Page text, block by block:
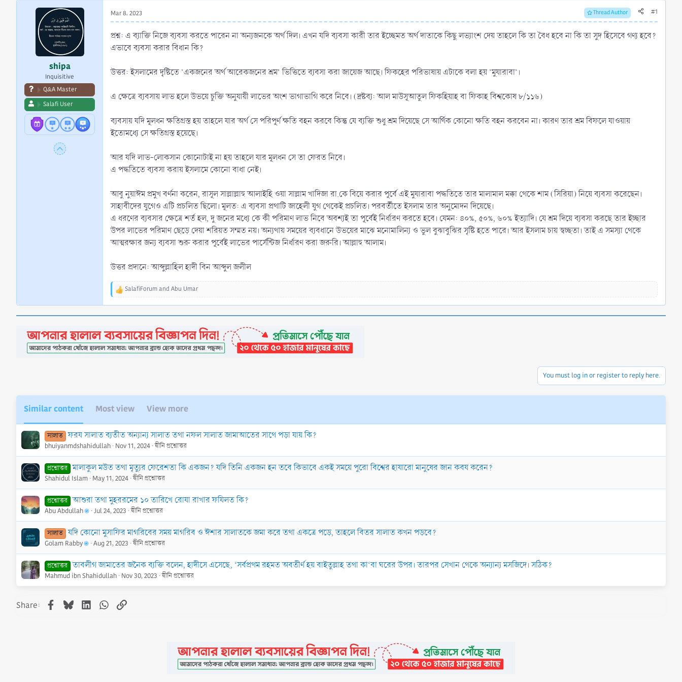
r
e
shipa
Inquisitive
Q&A Master
Salafi User
Mar 8, 2023 Thread Author #1
প্রশ্ন: এ ব্যাক্তি নিজে ব্যবসা করতে পারেন না অন্যজনকে অর্থ দিল। এখন যদি ব্যবসা কারী তার ইচ্ছেমত অর্থ দাতাকে কিছু লভ্যাংশ দেয় তাহলে কি তা বৈধ হবে না কি তা সুদ হিসেবে গণ্য হবে?
এভাবে ব্যবসা করার বিধান কি?
উত্তর: ইসলামের দৃষ্টিতে ’একজনের অর্থ আরেকজনের শ্রম’ ভিত্তিতে ব্যবসা করা জায়েজ আছে। ফিকহের পরিভাষায় এটাকে বলা হয় ’মুযারাবা’।
এ ক্ষেত্রে ব্যবসায় লাভ হলে উভয়ে চুক্তি অনুযায়ী লাভের অংশ ভাগাভাগি করে নিবে। (দ্রষ্টব্য: আল মাউসূআতুল ফিকহিয়াহ বা ফিকাহ বিশ্বকোষ ৮/১১৬)
ব্যবসায় যদি মূলধন ক্ষতিগ্রস্ত হয় তাহলে যার অর্থ সে পরিপূর্ণ ক্ষতি বহন করবে কিন্তু যে ব্যক্তি শুধু শ্রম দিয়েছে সে আর্থিক কোনো ক্ষতি বহন করবেন না। কারণ তার শ্রম বিফলে যাওয়ায়
ইতোমধ্যে সে ক্ষতিগ্রস্ত হয়েছে।
আর যদি লাভ-লোকসান কোনোটাই না হয় তাহলে যার মূলধন সে তা ফেরত নিবে।
এ পদ্ধতিতে ব্যবসা করায় ইসলামে কোনো বাধা নেই।
আবু নুয়াঈম প্রমুখ বর্ণনা করেন, রাসূল সাল্লাল্লাহু আলাইহি ওয়া সাল্লাম খাদিজা রা.কে বিয়ে করার পূর্বে এই মুযারাবা পদ্ধতিতে তার মালামাল মক্কা থেকে শাম (সিরিয়া) নিয়ে ব্যবসা করেছেন।
সাহাবীদের যুগেও এটি প্রচলিত ছিলো। মূলত: এ ব্যবসা প্রথাটি জাহেলী যুগ থেকেই প্রচলিত। পরবর্তীতে ইসলাম তার অনুমোদন দিয়েছে।
এ ধরণের ব্যবসার ক্ষেত্রে শর্ত হল, দু জনের মধ্যে কে কী পরিমাণ লাভ নিবে অবশ্যই তা পূর্বেই নির্ধারণ করতে হবে। যেমন: ৪০%, ৫০%, ৬০% ইত্যাদি। যে শ্রম দিয়ে ব্যবসা করছে তার ইচ্ছার
উপর লাভের পরিমাণ ছেড়ে দেয়া শরিয়ত সম্মত নয়। অন্যথায় সময়ের ব্যবধানে উভয়ের মাঝে মনোমালিন্য ও ভুল বুঝাবুঝির সৃষ্টি হতে পারে। আর ইসলাম চায় স্বচ্ছতা। তাই এ সমস্যা থেকে
আত্মরক্ষার জন্য ব্যবসা শুরু করার পূর্বেই লাভের পার্সেন্টিজ নির্ধারণ করা জরুরি। আল্লাহু আলাম।
উত্তর প্রদানে: আব্দুল্লাহিল হাদী বিন আব্দুল জলীল
R
i
o
n
SalafiForumand Abu Umar
You must log in or register to reply here.
Similar content Most view View more
সালাত ফরয সালাত ব্যতীত অন্যান্য সালাত তথা নফল সালাত জামাআতের সাথে পড়া যায় কি?
bhuiyanmdshahidullah Nov 11, 2024 দ্বীনি প্রশ্নোত্তর
প্রশ্নোত্তর মালাকুল মউত তথা মৃত্যুর ফেরেশতা কি একজন? যদি তিনি একজন হন তবে কিভাবে একই সময়ে পুরো বিশ্বের হাযারো মানুষের জান কবয করেন?
Shahidul Islam May 11, 2024 দ্বীনি প্রশ্নোত্তর
প্রশ্নোত্তর আশুরা তথা মুহররমের ১০ তারিখে রোযা রাখার ফযিলত কি?
Abu Abdullah Jul 24, 2023 দ্বীনি প্রশ্নোত্তর
সালাত যদি কোনো মুসাফির মাগরিবের সময় মাগরিব ও ঈশার সালাতকে জমা করে তথা একত্রে পড়ে, তাহলে বিতর সালাত কখন পড়বে?
Golam Rabby Aug 21, 2023 দ্বীনি প্রশ্নোত্তর
প্রশ্নোত্তর তাবলীগ জামাতের জনৈক ব্যক্তি বলেন, হাদীসে এসেছে, ‘সর্বপ্রথম রহমত অবতীর্ণ হয় বাইতুল্লাহ তথা কা‘বা ঘরের উপর। তারপর সেখান থেকে অন্যান্য মসজিদে। সঠিক?
Mahmud ibn Shahidullah Nov 30, 2023 দ্বীনি প্রশ্নোত্তর
Share: Facebook
BlueskyLinkedInWhatsApp
Link